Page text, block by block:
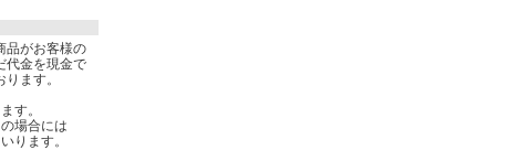
品がお客様の
代金を現金で
ます。
す。
場合には
ります。